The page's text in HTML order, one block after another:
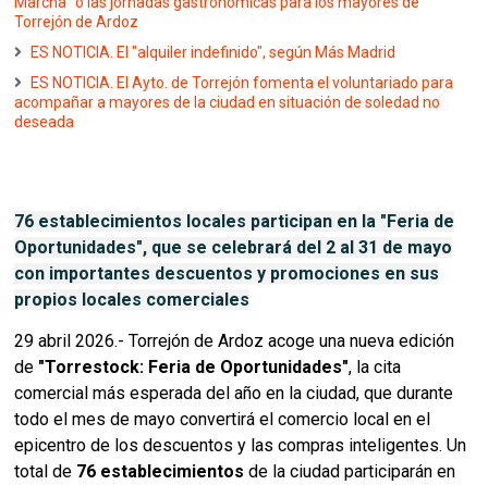
Torrejón de Ardoz
ES NOTICIA. El "alquiler indefinido", según Más Madrid
ES NOTICIA. El Ayto. de Torrejón fomenta el voluntariado para
acompañar a mayores de la ciudad en situación de soledad no
deseada
76 establecimientos locales participan en la "Feria de
Oportunidades", que se celebrará del 2 al 31 de mayo
con importantes descuentos y promociones en sus
propios locales comerciales
29 abril 2026.- Torrejón de Ardoz acoge una nueva edición
de "Torrestock: Feria de Oportunidades", la cita
comercial más esperada del año en la ciudad, que durante
todo el mes de mayo convertirá el comercio local en el
epicentro de los descuentos y las compras inteligentes. Un
total de 76 establecimientos de la ciudad participarán en